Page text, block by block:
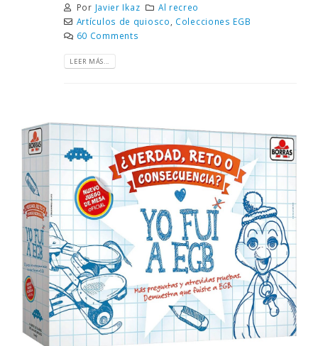
Por Javier Ikaz
Al recreo
Artículos de quiosco
Colecciones EGB
60 Comments
LEER MÁS...